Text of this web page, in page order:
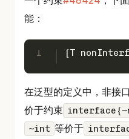
能：
1 [T
在泛型的定义中，非接
价于约束
~int 等价于